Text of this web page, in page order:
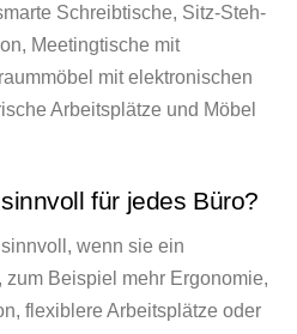
Schreibtische, Sitz-Steh-
Meetingtische mit
mit elektronischen
Arbeitsplätze und Möbel
für jedes Büro?
wenn sie ein
zum Beispiel mehr Ergonomie,
flexiblere Arbeitsplätze oder